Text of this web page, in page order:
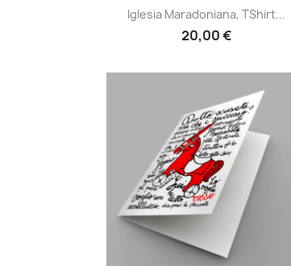
Anteprima
Iglesia Maradoniana, TShirt...
20,00 €